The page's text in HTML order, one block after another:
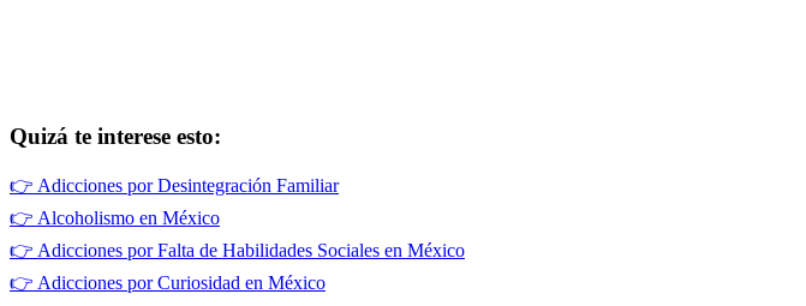
Quizá te interese esto:
👉 Adicciones por Desintegración Familiar
👉 Alcoholismo en México
👉 Adicciones por Falta de Habilidades Sociales en México
👉 Adicciones por Curiosidad en México